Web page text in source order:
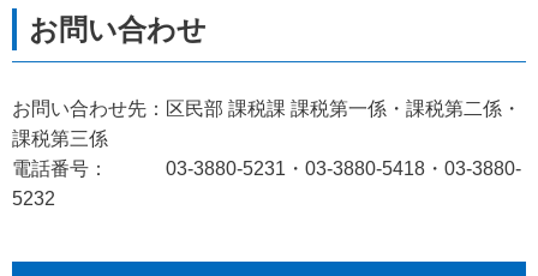
お問い合わせ先：区民部 課税課 課税第一係・課税第二係・
課税第三係
電話番号： 03-3880-5231・03-3880-5418・03-3880-
5232